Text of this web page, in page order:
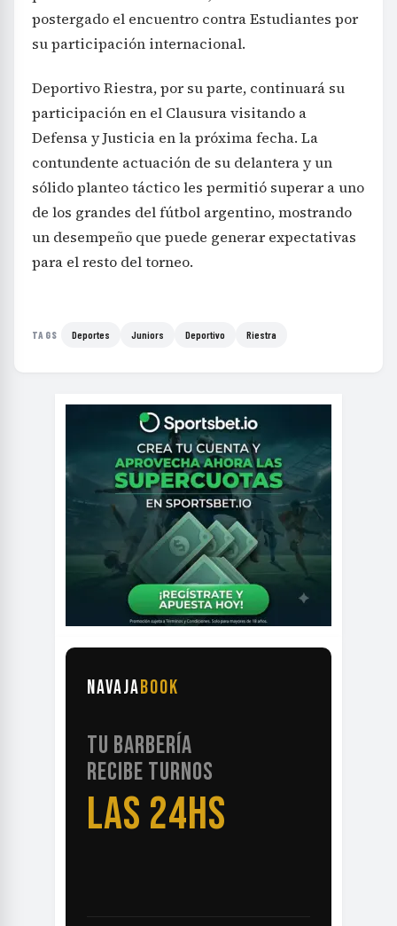
postergado el encuentro contra Estudiantes por
su participación internacional.
Deportivo Riestra, por su parte, continuará su
participación en el Clausura visitando a
Defensa y Justicia en la próxima fecha. La
contundente actuación de su delantera y un
sólido planteo táctico les permitió superar a uno
de los grandes del fútbol argentino, mostrando
un desempeño que puede generar expectativas
para el resto del torneo.
TAGS Deportes Juniors Deportivo Riestra
NAVAJABOOK
TU BARBERÍA
RECIBE TURNOS
LAS 24HS